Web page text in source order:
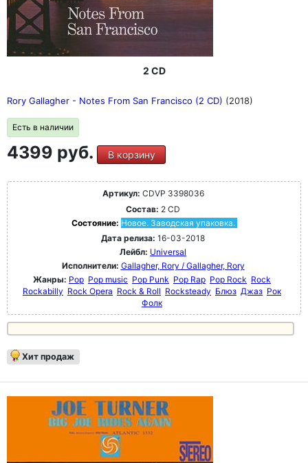
2 CD
Rory Gallagher - Notes From San Francisco (2 CD) (2018)
Есть в наличии
4399 руб. В корзину
Артикул: CDVP 3398036
Состав: 2 CD
Состояние: Новое. Заводская упаковка.
Дата релиза: 16-03-2018
Лейбл: Universal
Исполнители: Gallagher, Rory / Gallagher, Rory
Жанры: Pop Pop music Pop Punk Pop Rap Pop Rock Rock
Rockabilly Rock Opera Rock & Roll Rocksteady Блюз Джаз Рок
Фолк
Хит продаж